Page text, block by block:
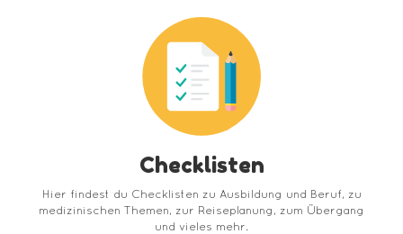
Checklisten
Hier findest du Checklisten zu Ausbildung und Beruf, zu
medizinischen Themen, zur Reiseplanung, zum Übergang
und vieles mehr.